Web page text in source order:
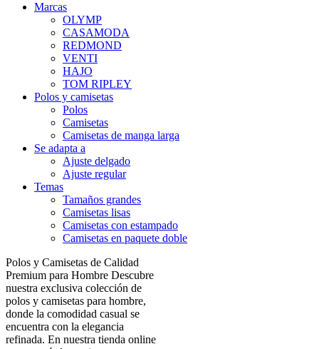
Marcas
OLYMP
CASAMODA
REDMOND
VENTI
HAJO
TOM RIPLEY
Polos y camisetas
Polos
Camisetas
Camisetas de manga larga
Se adapta a
Ajuste delgado
Ajuste regular
Temas
Tamaños grandes
Camisetas lisas
Camisetas con estampado
Camisetas en paquete doble
Polos y Camisetas de Calidad
Premium para Hombre Descubre
nuestra exclusiva colección de
polos y camisetas para hombre,
donde la comodidad casual se
encuentra con la elegancia
refinada. En nuestra tienda online